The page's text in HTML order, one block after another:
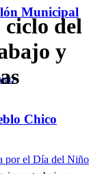
Municipal
Chico
ciclo del
y